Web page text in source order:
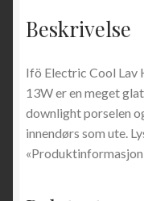
Beskrivelse
Ifö Electric Cool Lav
13W er en meget
downlight porselen
innendørs som ute.
«Produktinformasjon